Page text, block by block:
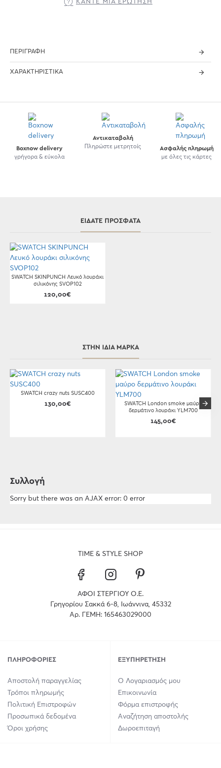
ΠΕΡΙΓΡΑΦΉ
ΧΑΡΑΚΤΗΡΙΣΤΙΚΆ
Boxnow delivery
γρήγορα & εύκολα
Αντικαταβολή
Πληρώστε μετρητοίς
Ασφαλής πληρωμή
με όλες τις κάρτες
ΕΊΔΑΤΕ ΠΡΌΣΦΑΤΑ
SWATCH SKINPUNCH Λευκό λουράκι
σιλικόνης SVOP102
120,00€
ΣΤΗΝ ΊΔΙΑ ΜΆΡΚΑ
SWATCH crazy nuts SUSC400
130,00€
SWATCH London smoke μαύρο
δερμάτινο λουράκι YLM700
145,00€
Συλλογή
Sorry but there was an AJAX error: 0 error
TIME & STYLE SHOP
ΑΦΟΙ ΣΤΕΡΓΙΟΥ Ο.Ε.
Γρηγορίου Σακκά 6-8, Ιωάννινα, 45332
Αρ. ΓΕΜΗ: 165463029000
ΠΛΗΡΟΦΟΡΊΕΣ
Αποστολή παραγγελίας
Τρόποι πληρωμής
Πολιτική Επιστροφών
Προσωπικά δεδομένα
Όροι χρήσης
ΕΞΥΠΗΡΈΤΗΣΗ
Ο Λογαριασμός μου
Επικοινωνία
Φόρμα επιστροφής
Αναζήτηση αποστολής
Δωροεπιταγή